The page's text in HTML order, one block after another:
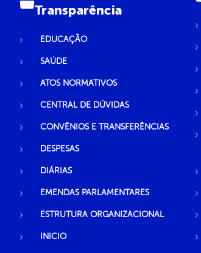
Transparência
EDUCAÇÃO
SAÚDE
ATOS NORMATIVOS
CENTRAL DE DÚVIDAS
CONVÊNIOS E TRANSFERÊNCIAS
DESPESAS
DIÁRIAS
EMENDAS PARLAMENTARES
ESTRUTURA ORGANIZACIONAL
INICIO